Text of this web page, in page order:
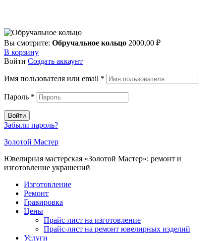
Вы смотрите: Обручальное кольцо 2000,00 ₽
В корзину
Войти Создать аккаунт
Имя пользователя или email *
Пароль *
Войти
Забыли пароль?
Золотой Мастер
Ювелирная мастерская «Золотой Мастер»: ремонт и
изготовление украшений
Изготовление
Ремонт
Гравировка
Цены
Прайс-лист на изготовление
Прайс-лист на ремонт ювелирных изделий
Услуги